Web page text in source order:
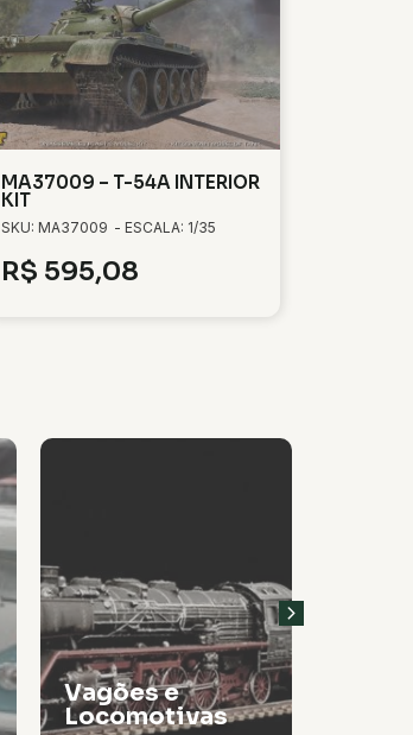
MA37009 – T-54A INTERIOR
KIT
SKU: MA37009 - ESCALA: 1/35
R$ 595,08
Tintas